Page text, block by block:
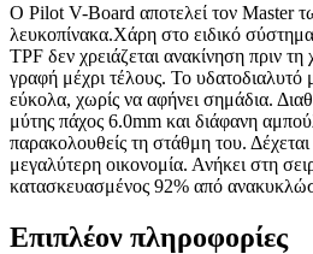
Ο Pilot V-Board αποτελεί τον Master
λευκοπίνακα.Χάρη στο ειδικό
TPF δεν χρειάζεται ανακίνηση πριν
γραφή μέχρι τέλους. Το υδατοδιαλυτό
εύκολα, χωρίς να αφήνει σημάδια.
μύτης πάχος 6.0mm και διάφανη
παρακολουθείς τη στάθμη του. Δέχεται
μεγαλύτερη οικονομία. Ανήκει στη
κατασκευασμένος 92% από
Επιπλέον πληροφορίες